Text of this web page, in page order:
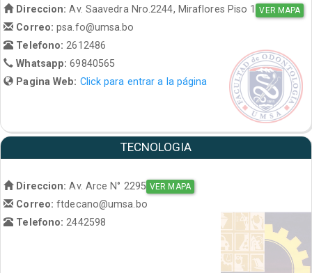
Direccion: Av. Saavedra Nro.2244, Miraflores Piso 1 VER MAPA
Correo:psa.fo@umsa.bo
Telefono:2612486
Whatsapp:69840565
Pagina Web: Click para entrar a la página
TECNOLOGIA
Direccion: Av. Arce N° 2295 VER MAPA
Correo:ftdecano@umsa.bo
Telefono: 2442598